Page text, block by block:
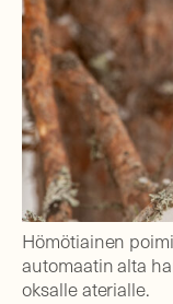
Hömötiainen
automaatin alta
oksalle aterialle.